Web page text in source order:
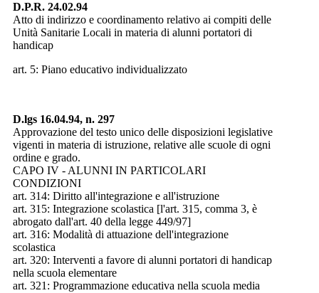
D.P.R. 24.02.94
Atto di indirizzo e coordinamento relativo ai compiti delle
Unità Sanitarie Locali in materia di alunni portatori di
handicap
art. 5: Piano educativo individualizzato
D.lgs 16.04.94, n. 297
Approvazione del testo unico delle disposizioni legislative
vigenti in materia di istruzione, relative alle scuole di ogni
ordine e grado.
CAPO IV - ALUNNI IN PARTICOLARI
CONDIZIONI
art. 314: Diritto all'integrazione e all'istruzione
art. 315: Integrazione scolastica [l'art. 315, comma 3, è
abrogato dall'art. 40 della legge 449/97]
art. 316: Modalità di attuazione dell'integrazione
scolastica
art. 320: Interventi a favore di alunni portatori di handicap
nella scuola elementare
art. 321: Programmazione educativa nella scuola media